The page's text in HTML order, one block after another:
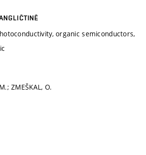
organic semiconductors,
ZMEŠKAL, O.